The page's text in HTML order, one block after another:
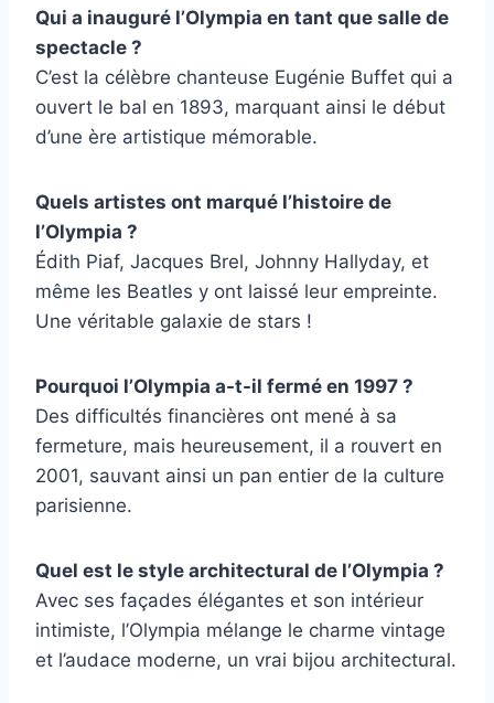
Qui a inauguré l’Olympia en tant que salle de
spectacle ?
C’est la célèbre chanteuse Eugénie Buffet qui a
ouvert le bal en 1893, marquant ainsi le début
d’une ère artistique mémorable.
Quels artistes ont marqué l’histoire de
l’Olympia ?
Édith Piaf, Jacques Brel, Johnny Hallyday, et
même les Beatles y ont laissé leur empreinte.
Une véritable galaxie de stars !
Pourquoi l’Olympia a-t-il fermé en 1997 ?
Des difficultés financières ont mené à sa
fermeture, mais heureusement, il a rouvert en
2001, sauvant ainsi un pan entier de la culture
parisienne.
Quel est le style architectural de l’Olympia ?
Avec ses façades élégantes et son intérieur
intimiste, l’Olympia mélange le charme vintage
et l’audace moderne, un vrai bijou architectural.